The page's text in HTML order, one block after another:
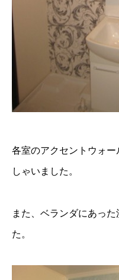
各室のアクセントウォ
しゃいました。
また、ベランダにあっ
た。